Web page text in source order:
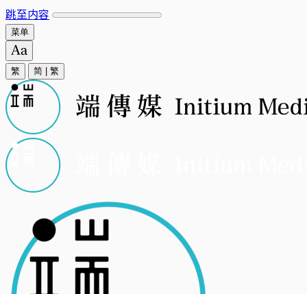
跳至内容
菜单
繁 简 繁